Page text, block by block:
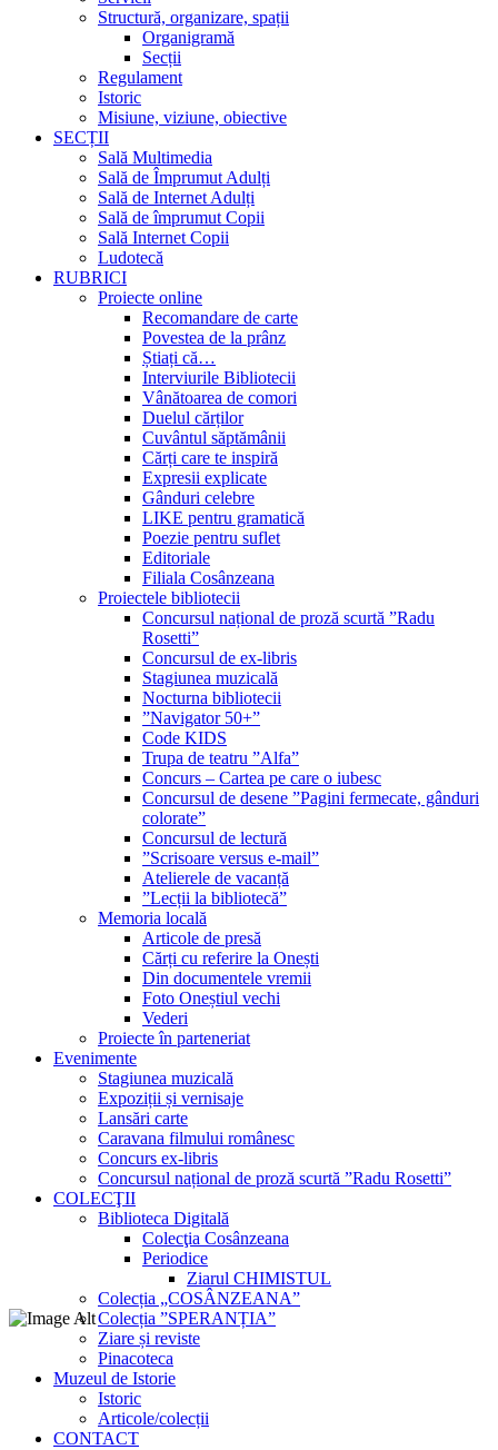
Structură, organizare, spații
Organigramă
Secții
Regulament
Istoric
Misiune, viziune, obiective
SECȚII
Sală Multimedia
Sală de Împrumut Adulți
Sală de Internet Adulți
Sală de împrumut Copii
Sală Internet Copii
Ludotecă
RUBRICI
Proiecte online
Recomandare de carte
Povestea de la prânz
Știați că…
Interviurile Bibliotecii
Vânătoarea de comori
Duelul cărților
Cuvântul săptămânii
Cărți care te inspiră
Expresii explicate
Gânduri celebre
LIKE pentru gramatică
Poezie pentru suflet
Editoriale
Filiala Cosânzeana
Proiectele bibliotecii
Concursul național de proză scurtă ”Radu
Rosetti”
Concursul de ex-libris
Stagiunea muzicală
Nocturna bibliotecii
”Navigator 50+”
Code KIDS
Trupa de teatru ”Alfa”
Concurs – Cartea pe care o iubesc
Concursul de desene ”Pagini fermecate, gânduri
colorate”
Concursul de lectură
”Scrisoare versus e-mail”
Atelierele de vacanță
”Lecții la bibliotecă”
Memoria locală
Articole de presă
Cărți cu referire la Onești
Din documentele vremii
Foto Oneștiul vechi
Vederi
Proiecte în parteneriat
Evenimente
Stagiunea muzicală
Expoziții și vernisaje
Lansări carte
Caravana filmului românesc
Concurs ex-libris
Concursul național de proză scurtă ”Radu Rosetti”
COLECŢII
Biblioteca Digitală
Colecţia Cosânzeana
Periodice
Ziarul CHIMISTUL
Colecția „COSÂNZEANA”
Colecția ”SPERANȚIA”
Ziare și reviste
Pinacoteca
Muzeul de Istorie
Istoric
Articole/colecții
CONTACT